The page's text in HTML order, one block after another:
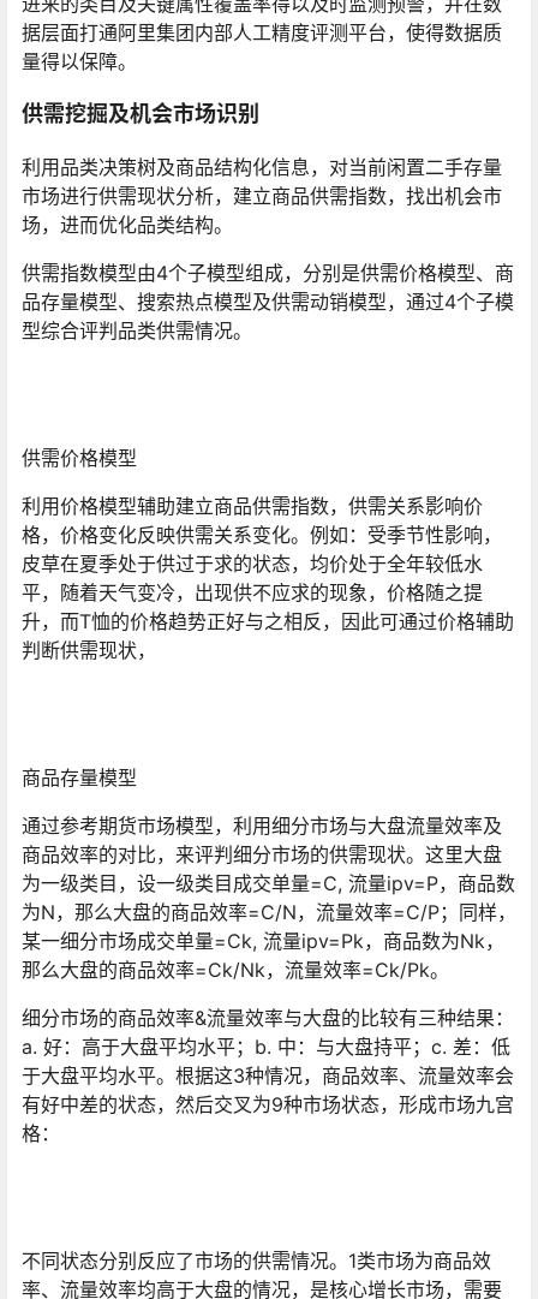
据层面打通阿里集团内部人工精度评测平台，使得数据质
量得以保障。
供需挖掘及机会市场识别
利用品类决策树及商品结构化信息，对当前闲置二手存量
市场进行供需现状分析，建立商品供需指数，找出机会市
场，进而优化品类结构。
供需指数模型由4个子模型组成，分别是供需价格模型、商
品存量模型、搜索热点模型及供需动销模型，通过4个子模
型综合评判品类供需情况。
供需价格模型
利用价格模型辅助建立商品供需指数，供需关系影响价
格，价格变化反映供需关系变化。例如：受季节性影响，
皮草在夏季处于供过于求的状态，均价处于全年较低水
平，随着天气变冷，出现供不应求的现象，价格随之提
升，而T恤的价格趋势正好与之相反，因此可通过价格辅助
判断供需现状，
商品存量模型
通过参考期货市场模型，利用细分市场与大盘流量效率及
商品效率的对比，来评判细分市场的供需现状。这里大盘
为一级类目，设一级类目成交单量=C, 流量ipv=P，商品数
为N，那么大盘的商品效率=C/N，流量效率=C/P；同样，
某一细分市场成交单量=Ck, 流量ipv=Pk，商品数为Nk，
那么大盘的商品效率=Ck/Nk，流量效率=Ck/Pk。
细分市场的商品效率&流量效率与大盘的比较有三种结果：
a. 好：高于大盘平均水平；b. 中：与大盘持平；c. 差：低
于大盘平均水平。根据这3种情况，商品效率、流量效率会
有好中差的状态，然后交叉为9种市场状态，形成市场九宫
格：
不同状态分别反应了市场的供需情况。1类市场为商品效
率、流量效率均高于大盘的情况，是核心增长市场，需要